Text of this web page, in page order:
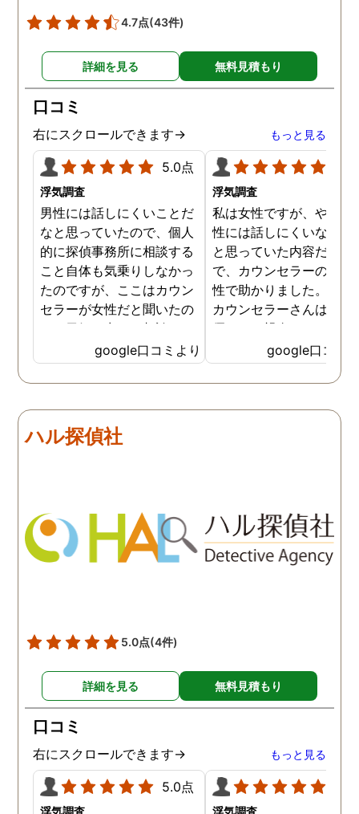
がとうございました！！
4.7点(43件)
詳細を見る 無料見積もり
口コミ
右にスクロールできます→ もっと見る
5.0点
浮気調査
男性には話しにくいことだ
なと思っていたので、個人
的に探偵事務所に相談する
こと自体も気乗りしなかっ
たのですが、ここはカウン
セラーが女性だと聞いたの
で、勇気を出して相談して
みることにしました。感極
まって泣いてしまったり、
感情が表に出すぎてしまう
ださったので安心して悩み
を話せました。他はどうか
た私のケアをしっかりして
くださったおかげで、今は
元気に過ごせています。
google口コミより
浮気調査
私は女性ですが、やはり
性には話しにくいな。。
と思っていた内容だった
で、カウンセラーの方が
性で助かりました。MR
カウンセラーさんはすご
優しくて親身になって話
聞いてくれるので思わず
を流して話してしまいま
た。それほど自分がずっ
した、調査料金は決して
も東京駅前相談室にお願
して良かったと思ってい
す。
google口コミ
ハル探偵社
5.0点(4件)
詳細を見る 無料見積もり
口コミ
右にスクロールできます→ もっと見る
5.0点
浮気調査 浮気調査